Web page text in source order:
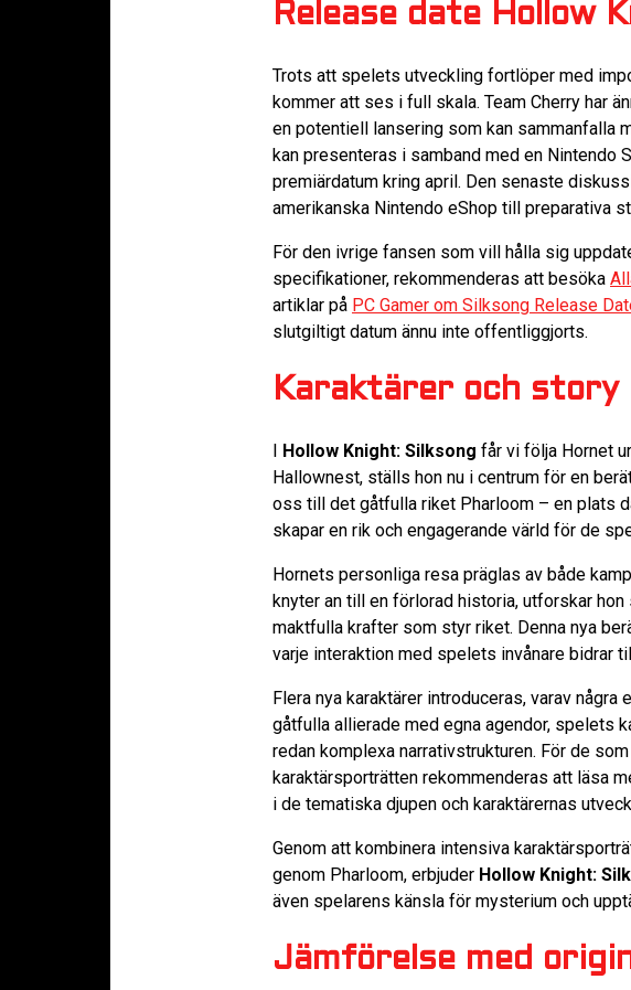
Release date Hollow
Trots att spelets utveckling fortlöper med
kommer att ses i full skala. Team Cherry har
en potentiell lansering som kan sammanfalla
kan presenteras i samband med en
premiärdatum kring april. Den senaste
amerikanska Nintendo eShop till preparativa
För den ivrige fansen som vill hålla sig
specifikationer, rekommenderas att besöka
artiklar på PC Gamer om Silksong Release
slutgiltigt datum ännu inte offentliggjorts.
Karaktärer och story
I Hollow Knight: Silksong får vi följa Hornet
Hallownest, ställs hon nu i centrum för en
oss till det gåtfulla riket Pharloom – en plats
skapar en rik och engagerande värld för de
Hornets personliga resa präglas av både
knyter an till en förlorad historia, utforskar
maktfulla krafter som styr riket. Denna nya
varje interaktion med spelets invånare bidrar
Flera nya karaktärer introduceras, varav
gåtfulla allierade med egna agendor, spelets
redan komplexa narrativstrukturen. För de
karaktärsporträtten rekommenderas att läsa
i de tematiska djupen och karaktärernas
Genom att kombinera intensiva
genom Pharloom, erbjuder Hollow Knight:
även spelarens känsla för mysterium och
Jämförelse med